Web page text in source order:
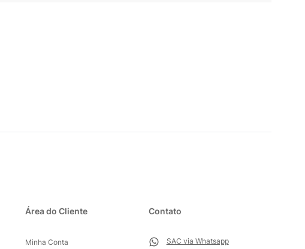
Área do Cliente
Minha Conta
Contato
SAC via Whatsapp